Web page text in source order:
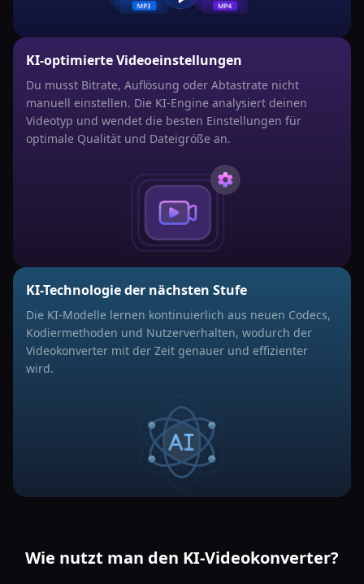
KI-optimierte Videoeinstellungen
Du musst Bitrate, Auflösung oder Abtastrate nicht
manuell einstellen. Die KI-Engine analysiert deinen
Videotyp und wendet die besten Einstellungen für
optimale Qualität und Dateigröße an.
KI-Technologie der nächsten Stufe
Die KI-Modelle lernen kontinuierlich aus neuen Codecs,
Kodiermethoden und Nutzerverhalten, wodurch der
Videokonverter mit der Zeit genauer und effizienter
wird.
Wie nutzt man den KI-Videokonverter?